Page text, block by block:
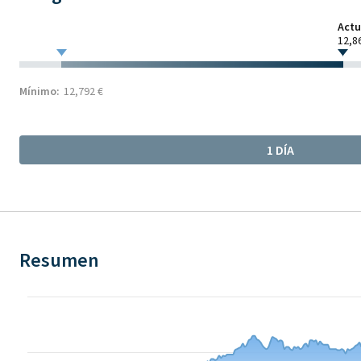
Mínimo: 12,792 €
1 DÍA
Resumen
Chart
The chart has 1 X axis displaying Time. Data ranges from